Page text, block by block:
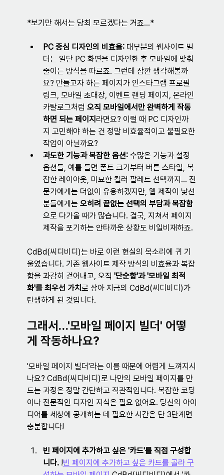
*보기만 해서는 당최 모르겠다는 거죠...*
PC 중심 디자인의 비효율: 대부분의 웹사이트 빌
더는 일단 PC 화면을 디자인한 후 모바일에 맞춰
줄이는 방식을 따르죠. 그런데 잠깐 생각해볼까
요? 만들고자 하는 페이지가 인스타그램 프로필
링크, 모바일 초대장, 이벤트 랜딩 페이지, 온라인
카탈로그처럼 오직 모바일에서만 완벽하게 작동
하면 되는 페이지 라면요? 이럴 때 PC 디자인까
지 고민해야 하는 건 정말 비효율적이고 불필요한
작업이 아닐까요?
과도한 기능과 복잡한 옵션: 수많은 기능과 설정
옵션들, 예를 들면 폰트 크기부터 버튼 스타일, 복
잡한 레이아웃, 미묘한 컬러 팔레트 선택까지… 전
문가에게는 더없이 유용하겠지만, 웹 제작이 낯선
분들에게는 오히려 끝없는 선택의 부담과 복잡함
으로 다가올 때가 많습니다. 결국, 지쳐서 페이지
제작을 포기하는 안타까운 상황도 비일비재하죠.
CdBd(씨디비디)는 바로 이런 현실의 목소리에 귀 기
울였습니다. 기존 웹사이트 제작 방식의 비효율과 복잡
함을 과감히 걷어내고, 오직 '단순함'과 '모바일 최적
화'를 최우선 가치 로 삼아 지금의 CdBd(씨디비디)가
탄생하게 된 것입니다.
그래서…'모바일 페이지 빌더' 어떻
게 작동하나요?
'모바일 페이지 빌더'라는 이름 때문에 어렵게 느껴지시
나요? CdBd(씨디비디)로 나만의 모바일 페이지를 만
드는 과정은 정말 간단하고 직관적입니다. 복잡한 코딩
이나 전문적인 디자인 지식은 필요 없어요. 당신의 아이
디어를 세상에 공개하는 데 필요한 시간은 단 3단계면
충분합니다!
빈 페이지에 추가하고 싶은 '카드'를 직접 구성합
니다. !빈 페이지에 추가하고 싶은 카드를 골라 구